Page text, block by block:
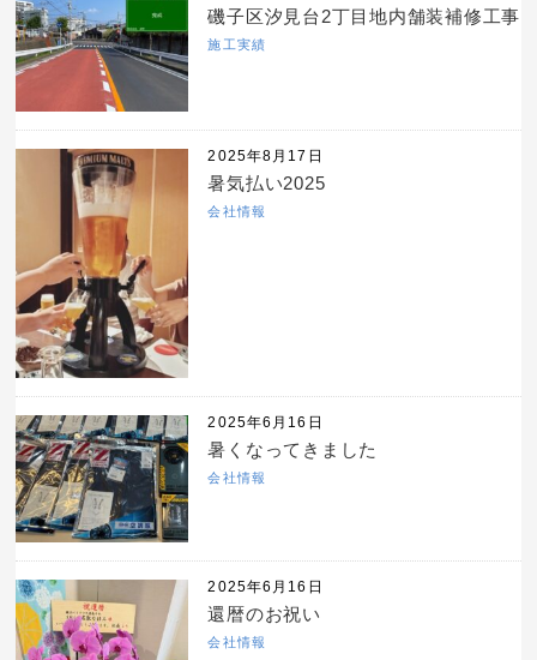
磯子区汐見台2丁目地内舗装補修工事
施工実績
2025年8月17日
暑気払い2025
会社情報
2025年6月16日
暑くなってきました
会社情報
2025年6月16日
還暦のお祝い
会社情報